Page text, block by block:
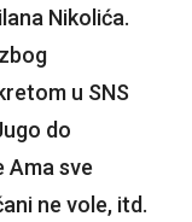
Nikolića.
u SNS
do
Ama sve
ne vole, itd.